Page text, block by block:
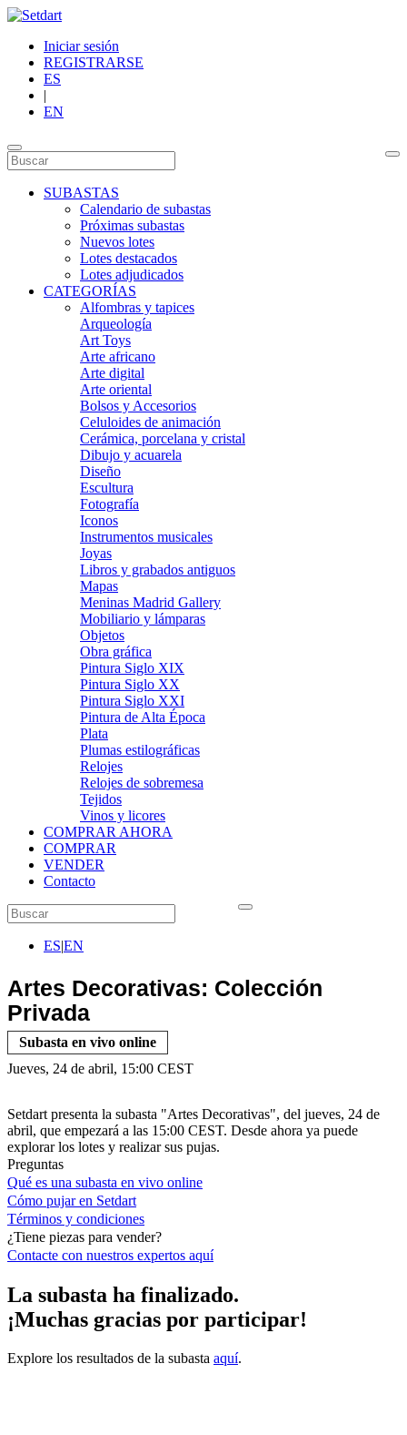
Iniciar sesión
REGISTRARSE
ES
|
EN
SUBASTAS
Calendario de subastas
Próximas subastas
Nuevos lotes
Lotes destacados
Lotes adjudicados
CATEGORÍAS
Alfombras y tapices
Arqueología
Art Toys
Arte africano
Arte digital
Arte oriental
Bolsos y Accesorios
Celuloides de animación
Cerámica, porcelana y cristal
Dibujo y acuarela
Diseño
Escultura
Fotografía
Iconos
Instrumentos musicales
Joyas
Libros y grabados antiguos
Mapas
Meninas Madrid Gallery
Mobiliario y lámparas
Objetos
Obra gráfica
Pintura Siglo XIX
Pintura Siglo XX
Pintura Siglo XXI
Pintura de Alta Época
Plata
Plumas estilográficas
Relojes
Relojes de sobremesa
Tejidos
Vinos y licores
COMPRAR AHORA
COMPRAR
VENDER
Contacto
ES|EN
Artes Decorativas: Colección
Privada
Subasta en vivo online
Jueves, 24 de abril, 15:00 CEST
Setdart presenta la subasta "Artes Decorativas", del jueves, 24 de
abril, que empezará a las 15:00 CEST. Desde ahora ya puede
explorar los lotes y realizar sus pujas.
Preguntas
Qué es una subasta en vivo online
Cómo pujar en Setdart
Términos y condiciones
¿Tiene piezas para vender?
Contacte con nuestros expertos aquí
La subasta ha finalizado.
¡Muchas gracias por participar!
Explore los resultados de la subasta aquí.